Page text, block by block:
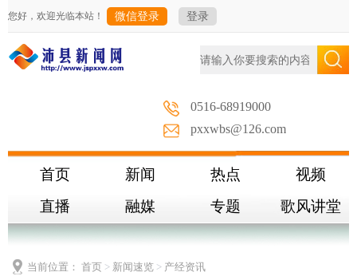
您好，欢迎光临本站！ 微信登录 登录
0516-68919000
pxxwbs@126.com
首页 新闻 热点
视频
直播
融媒 专题 歌风讲堂
当前位置： 首页 > 新闻速览 > 产经资讯